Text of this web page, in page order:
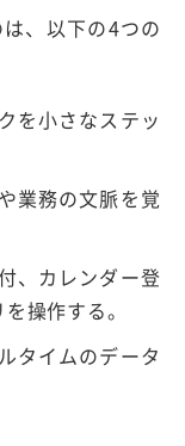
、以下の4つの
を小さなステッ
業務の文脈を覚
、カレンダー登
操作する。
タイムのデータ